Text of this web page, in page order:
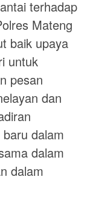
terhadap
Mateng
baik upaya
untuk
pesan
dan
dalam
dalam
dalam